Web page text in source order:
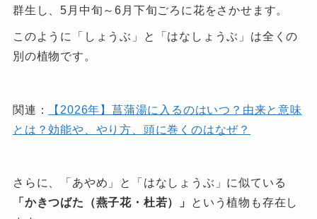
群生し、5月中旬～6月下旬ごろに花をさかせます。
このように「しょうぶ」と「はなしょうぶ」は全くの
別の植物です。
関連：
【2026年】菖蒲湯に入るのはいつ？由来と意味
とは？効能や、やり方、頭に巻くのはなぜ？
さらに、「あやめ」と「はなしょうぶ」に似ている
「かきつばた（燕子花・杜若）」
という植物も存在し